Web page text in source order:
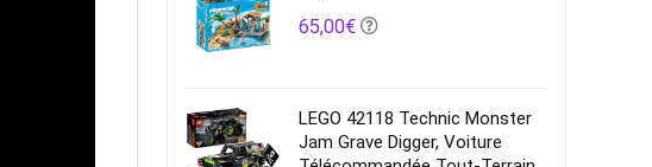
65,00€
LEGO 42118 Technic Monster
Jam Grave Digger, Voiture